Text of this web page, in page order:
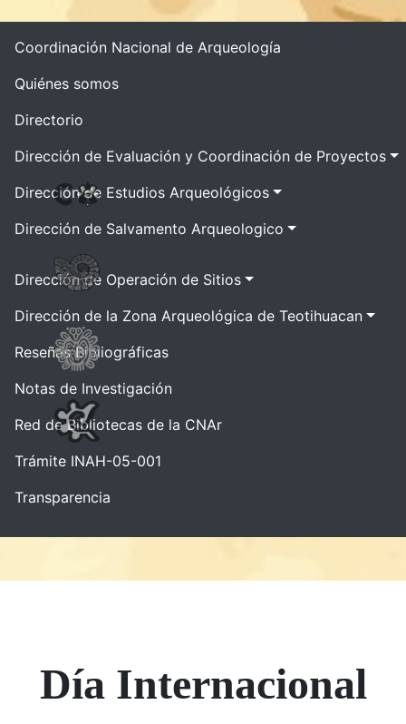
Coordinación Nacional de Arqueología
Quiénes somos
Directorio
Dirección de Evaluación y Coordinación de Proyectos
Dirección de Estudios Arqueológicos
Dirección de Salvamento Arqueologico
Dirección de Operación de Sitios
Dirección de la Zona Arqueológica de Teotihuacan
Reseñas Bibliográficas
Notas de Investigación
Red de Bibliotecas de la CNAr
Trámite INAH-05-001
Transparencia
Día Internacional